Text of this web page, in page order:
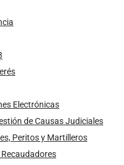
Electrónicas
de Causas Judiciales
Peritos y Martilleros